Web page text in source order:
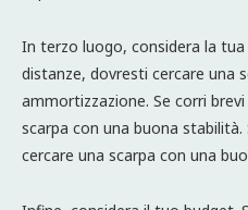
In terzo luogo, considera la tua
distanze, dovresti cercare una
ammortizzazione. Se corri
scarpa con una buona
cercare una scarpa con una